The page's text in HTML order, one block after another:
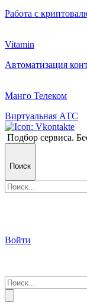
Работа с
Vitamin
Автоматизация
Манго Телеком
Виртуальная АТС
Подбор сервиса.
Поиск
Войти